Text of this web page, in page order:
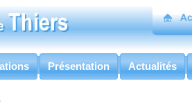
Présentation Actualités